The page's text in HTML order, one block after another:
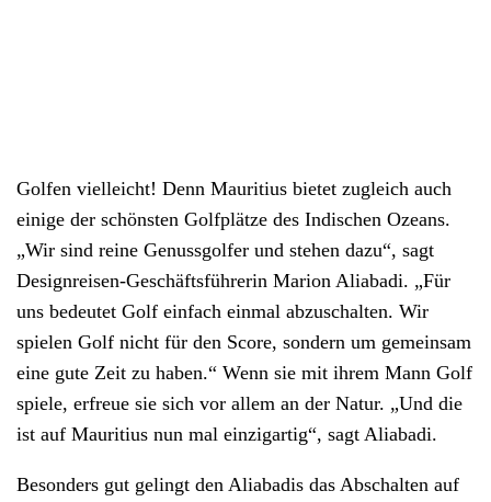
Golfen vielleicht! Denn Mauritius bietet zugleich auch
einige der schönsten Golfplätze des Indischen Ozeans.
„Wir sind reine Genussgolfer und stehen dazu“, sagt
Designreisen-Geschäftsführerin Marion Aliabadi. „Für
uns bedeutet Golf einfach einmal abzuschalten. Wir
spielen Golf nicht für den Score, sondern um gemeinsam
eine gute Zeit zu haben.“ Wenn sie mit ihrem Mann Golf
spiele, erfreue sie sich vor allem an der Natur. „Und die
ist auf Mauritius nun mal einzigartig“, sagt Aliabadi.
Besonders gut gelingt den Aliabadis das Abschalten auf